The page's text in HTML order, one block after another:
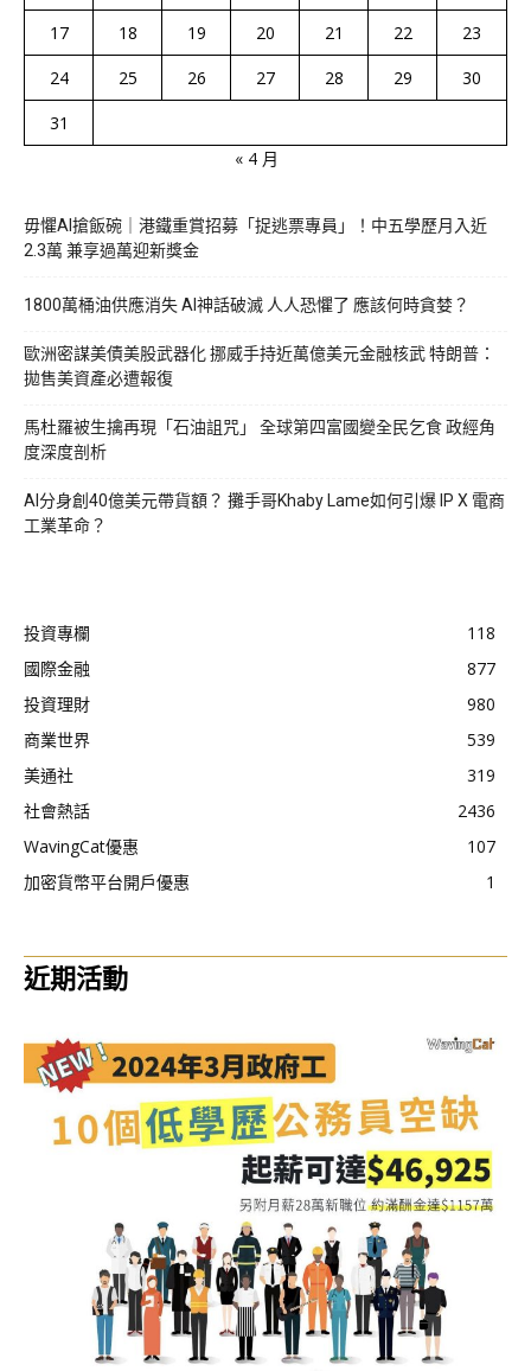
17
18 19 20 21 22
23
24
25 26 27 28 29
30
31
« 4 月
毋懼AI搶飯碗｜港鐵重賞招募「捉逃票專員」！中五學歷月入近
2.3萬 兼享過萬迎新獎金
1800萬桶油供應消失 AI神話破滅 人人恐懼了 應該何時貪婪？
歐洲密謀美債美股武器化 挪威手持近萬億美元金融核武 特朗普：
拋售美資產必遭報復
馬杜羅被生擒再現「石油詛咒」 全球第四富國變全民乞食 政經角
度深度剖析
AI分身創40億美元帶貨額？ 攤手哥Khaby Lame如何引爆 IP X 電商
工業革命？
投資專欄
118
國際金融
877
投資理財
980
商業世界
539
美通社
319
社會熱話
2436
WavingCat優惠
107
加密貨幣平台開戶優惠
1
近期活動